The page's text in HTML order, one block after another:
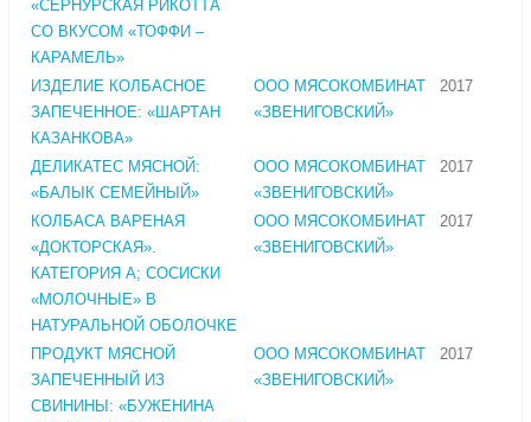
«СЕРНУРСКАЯ РИКОТТА
СО ВКУСОМ «ТОФФИ –
КАРАМЕЛЬ»
ИЗДЕЛИЕ КОЛБАСНОЕ
ЗАПЕЧЕННОЕ: «ШАРТАН
КАЗАНКОВА»
ООО МЯСОКОМБИНАТ
«ЗВЕНИГОВСКИЙ»
2017
ДЕЛИКАТЕС МЯСНОЙ:
«БАЛЫК СЕМЕЙНЫЙ»
ООО МЯСОКОМБИНАТ
«ЗВЕНИГОВСКИЙ»
2017
КОЛБАСА ВАРЕНАЯ
«ДОКТОРСКАЯ».
КАТЕГОРИЯ А; СОСИСКИ
«МОЛОЧНЫЕ» В
НАТУРАЛЬНОЙ ОБОЛОЧКЕ
ООО МЯСОКОМБИНАТ
«ЗВЕНИГОВСКИЙ»
2017
ПРОДУКТ МЯСНОЙ
ЗАПЕЧЕННЫЙ ИЗ
СВИНИНЫ: «БУЖЕНИНА
ООО МЯСОКОМБИНАТ
«ЗВЕНИГОВСКИЙ»
2017